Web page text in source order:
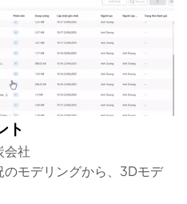
ト
会社
モデリングから、3Dモデ